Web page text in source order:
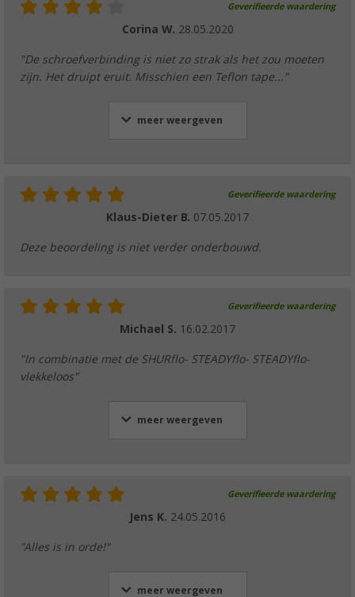
Geverifieerde waardering
Corina W. 28.05.2020
"De schroefverbinding is niet zo strak als het zou moeten
zijn. Het druipt eruit. Misschien een Teflon tape..."
meer weergeven
Geverifieerde waardering
Klaus-Dieter B. 07.05.2017
Deze beoordeling is niet verder onderbouwd.
Geverifieerde waardering
Michael S. 16.02.2017
"In combinatie met de SHURflo- STEADYflo- STEADYflo-
vlekkeloos"
meer weergeven
Geverifieerde waardering
Jens K. 24.05.2016
"Alles is in orde!"
meer weergeven